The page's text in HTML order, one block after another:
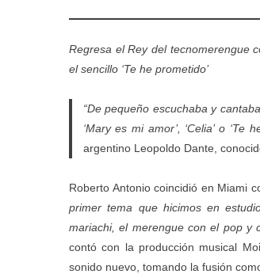
Regresa el Rey del tecnomerengue
el sencillo ‘Te he prometido’
“De pequeño escuchaba y
‘Mary es mi amor’, ‘Celia’ o ‘Te
argentino Leopoldo Dante,
Roberto Antonio coincidió en Miami
primer tema que hicimos en
mariachi, el merengue con el pop y
contó con la producción musical
sonido nuevo, tomando la fusión